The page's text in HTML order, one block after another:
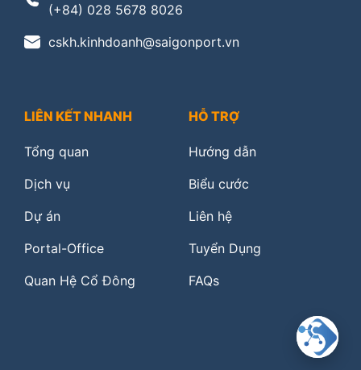
(+84) 028 5678 8026
cskh.kinhdoanh@saigonport.vn
LIÊN KẾT NHANH
Tổng quan
Dịch vụ
Dự án
Portal-Office
Quan Hệ Cổ Đông
HỖ TRỢ
Hướng dẫn
Biểu cước
Liên hệ
Tuyển Dụng
FAQs